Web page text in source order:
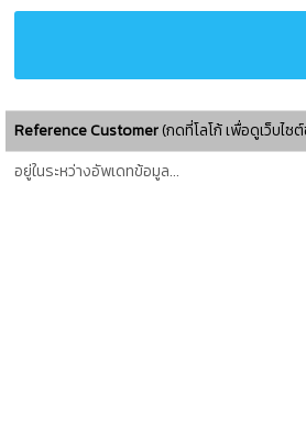
Reference Customer(กดที่โลโก้ เพื่อดูเว็บไ
อยู่ในระหว่างอัพเดทข้อมูล...